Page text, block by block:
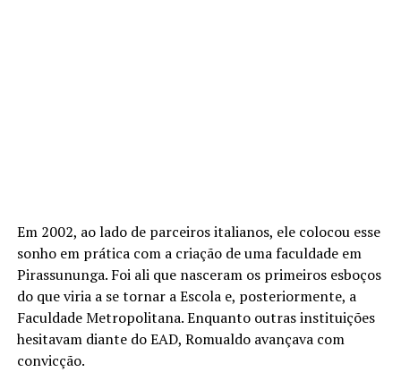
Em 2002, ao lado de parceiros italianos, ele colocou esse
sonho em prática com a criação de uma faculdade em
Pirassununga. Foi ali que nasceram os primeiros esboços
do que viria a se tornar a Escola e, posteriormente, a
Faculdade Metropolitana. Enquanto outras instituições
hesitavam diante do EAD, Romualdo avançava com
convicção.